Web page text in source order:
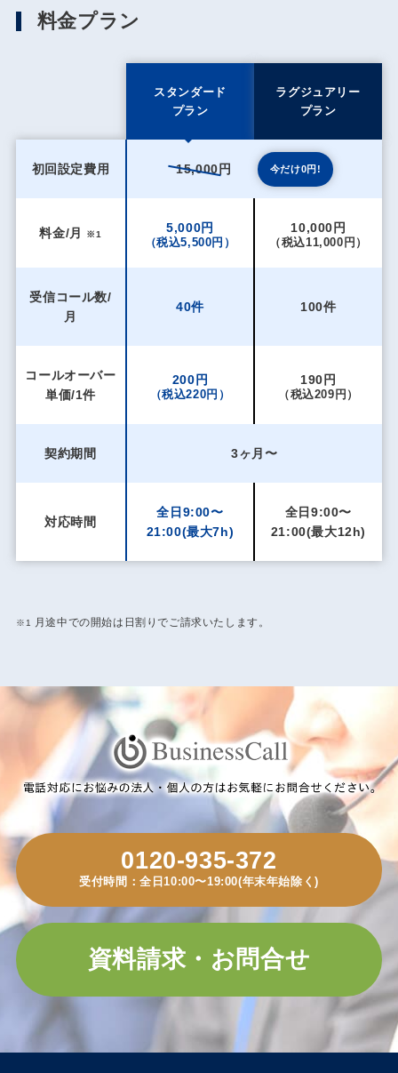
料金プラン
スタンダード
プラン
ラグジュアリー
プラン
初回設定費用 15,000円 今だけ0円!
料金/月 ※1 5,000円
（税込5,500円）
10,000円
（税込11,000円）
受信コール数/
月
40件 100件
コールオーバー
単価/1件
200円
（税込220円）
190円
（税込209円）
契約期間 3ヶ月〜
対応時間
全日9:00〜
21:00(最大7h)
全日9:00〜
21:00(最大12h)
※1 月途中での開始は日割りでご請求いたします。
0120-935-372
受付時間：全日10:00〜19:00(年末年始除く)
資料請求・お問合せ